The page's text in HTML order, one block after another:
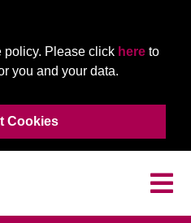
policy. Please click here to
you and your data.
Cookies